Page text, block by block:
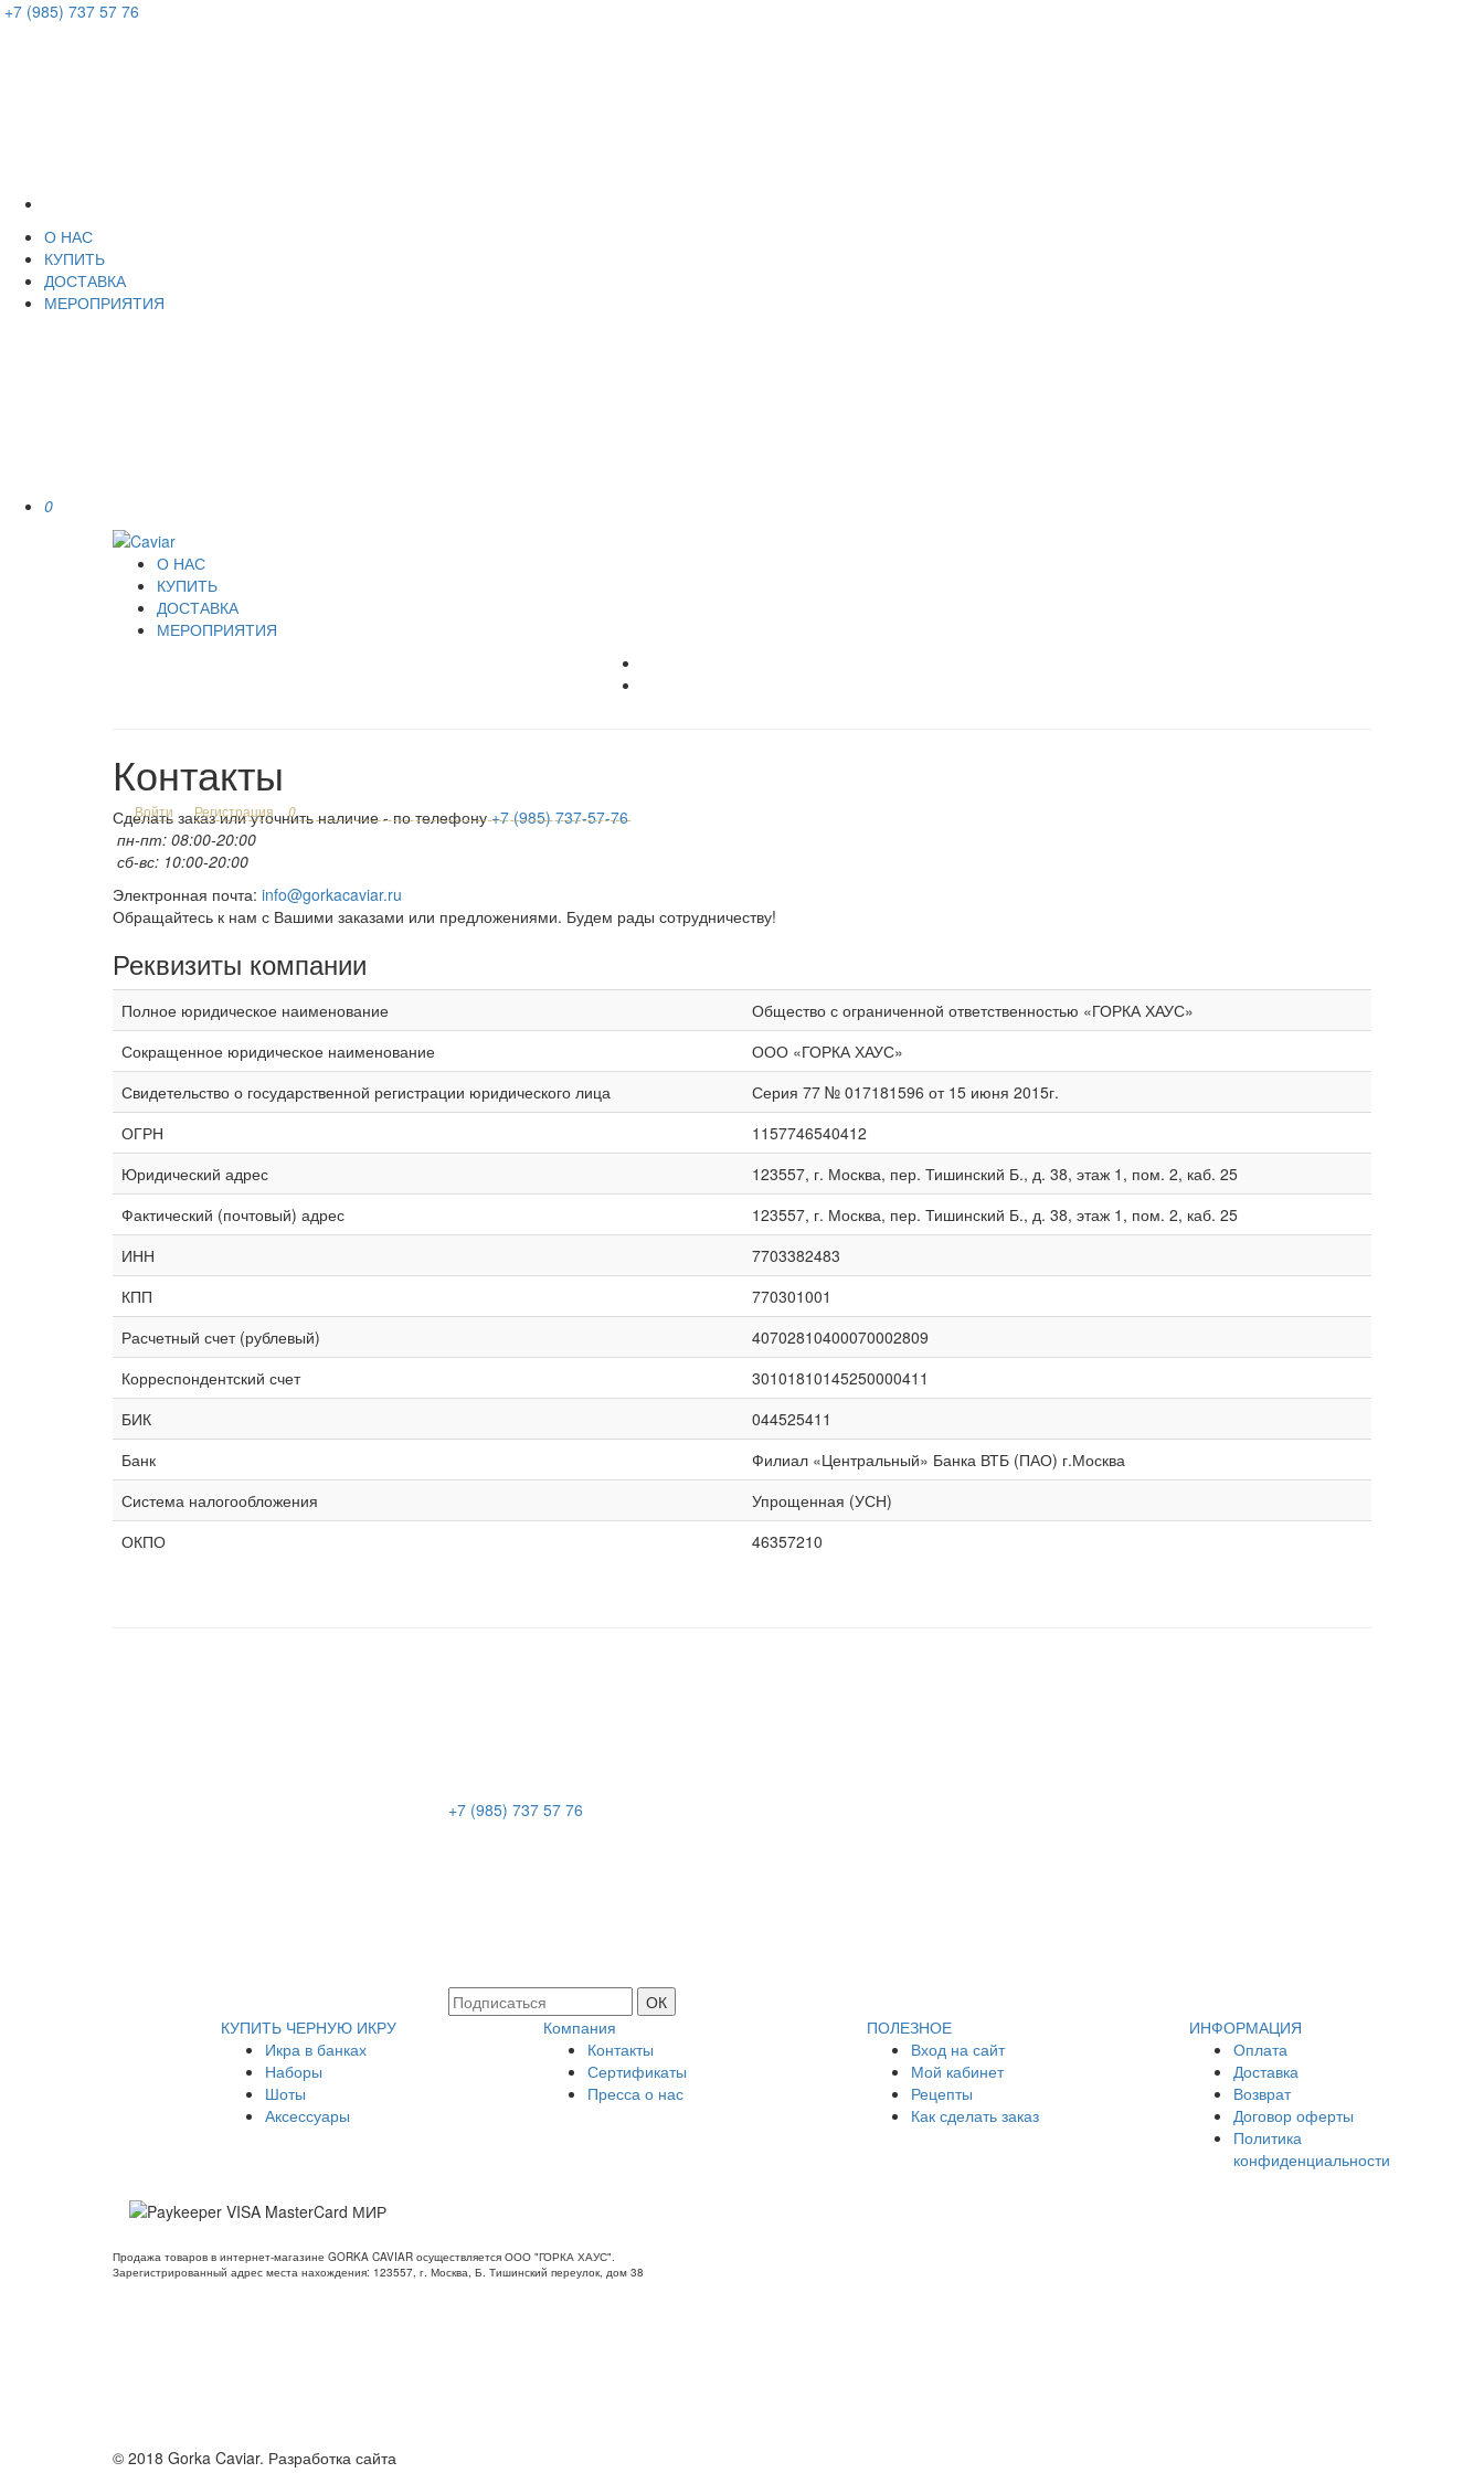
+7 (985) 737 57 76
О НАС
КУПИТЬ
ДОСТАВКА
МЕРОПРИЯТИЯ
0
О НАС
КУПИТЬ
ДОСТАВКА
МЕРОПРИЯТИЯ
Войти Регистрация 0
Контакты
Сделать заказ или уточнить наличие - по телефону+7 (985) 737-57-76
пн-пт: 08:00-20:00
сб-вс: 10:00-20:00
Электронная почта: info@gorkacaviar.ru
Обращайтесь к нам с Вашими заказами или предложениями. Будем рады сотрудничеству!
Реквизиты компании
Полное юридическое наименование
Общество с ограниченной ответственностью «ГОРКА ХАУС»
Сокращенное юридическое наименование
ООО «ГОРКА ХАУС»
Свидетельство о государственной регистрации юридического лица
Серия 77 № 017181596 от 15 июня 2015г.
ОГРН
1157746540412
Юридический адрес
123557, г. Москва, пер. Тишинский Б., д. 38, этаж 1, пом. 2, каб. 25
Фактический (почтовый) адрес
123557, г. Москва, пер. Тишинский Б., д. 38, этаж 1, пом. 2, каб. 25
ИНН
7703382483
КПП
770301001
Расчетный счет (рублевый)
40702810400070002809
Корреспондентский счет
30101810145250000411
БИК
044525411
Банк
Филиал «Центральный» Банка ВТБ (ПАО) г.Москва
Система налогообложения
Упрощенная (УСН)
ОКПО
46357210
+7 (985) 737 57 76
ОК
КУПИТЬ ЧЕРНУЮ ИКРУ
Икра в банках
Наборы
Шоты
Аксессуары
Компания
Контакты
Сертификаты
Пресса о нас
ПОЛЕЗНОЕ
Вход на сайт
Мой кабинет
Рецепты
Как сделать заказ
ИНФОРМАЦИЯ
Оплата
Доставка
Возврат
Договор оферты
Политика
конфиденциальности
Продажа товаров в интернет-магазине GORKA CAVIAR осуществляется ООО "ГОРКА ХАУС".
Зарегистрированный адрес места нахождения: 123557, г. Москва, Б. Тишинский переулок, дом 38
© 2018 Gorka Caviar. Разработка сайта